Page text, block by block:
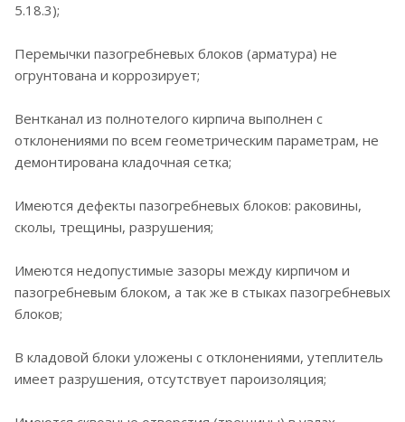
5.18.3);
Перемычки пазогребневых блоков (арматура) не
огрунтована и коррозирует;
Вентканал из полнотелого кирпича выполнен с
отклонениями по всем геометрическим параметрам, не
демонтирована кладочная сетка;
Имеются дефекты пазогребневых блоков: раковины,
сколы, трещины, разрушения;
Имеются недопустимые зазоры между кирпичом и
пазогребневым блоком, а так же в стыках пазогребневых
блоков;
В кладовой блоки уложены с отклонениями, утеплитель
имеет разрушения, отсутствует пароизоляция;